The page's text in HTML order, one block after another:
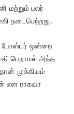
மற்றும் பலர்
நடைபெற்றது.
போஸ்டர் ஒன்றை
பெறாமல் அந்த
முக்கியம்
என ராகவா